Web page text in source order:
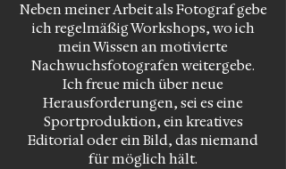
Neben meiner Arbeit als Fotograf gebe
ich regelmäßig Workshops, wo ich
mein Wissen an motivierte
Nachwuchsfotografen weitergebe.
Ich freue mich über neue
Herausforderungen, sei es eine
Sportproduktion, ein kreatives
Editorial oder ein Bild, das niemand
für möglich hält.